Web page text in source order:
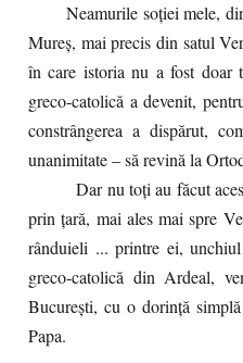
Neamurile soției mele,
Mureș, mai precis din satul
în care istoria nu a fost doar
greco-catolică a devenit,
constrângerea a dispărut,
unanimitate – să revină la
Dar nu toți au făcut acest
prin țară, mai ales mai spre
rânduieli ... printre ei,
greco-catolică din Ardeal,
București, cu o dorință
Papa.